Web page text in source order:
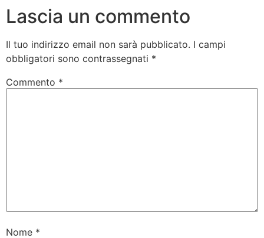
Lascia un commento
Il tuo indirizzo email non sarà pubblicato. I campi
obbligatori sono contrassegnati *
Commento *
Nome *